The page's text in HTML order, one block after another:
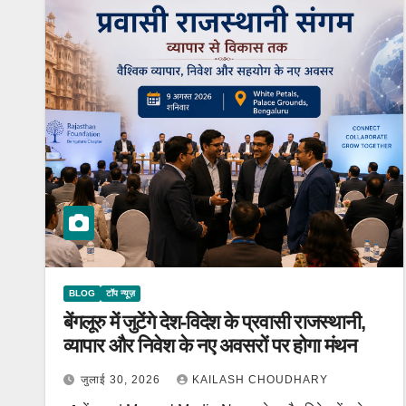
BLOG टॉप न्यूज़
बेंगलूरु में जुटेंगे देश-विदेश के प्रवासी राजस्थानी,
व्यापार और निवेश के नए अवसरों पर होगा मंथन
जुलाई 30, 2026 KAILASH CHOUDHARY